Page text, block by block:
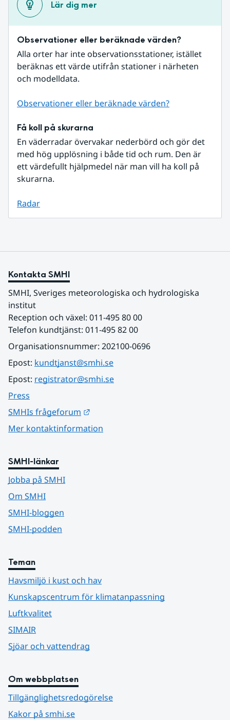
Lär dig mer
Observationer eller beräknade värden?
Alla orter har inte observationsstationer, istället
beräknas ett värde utifrån stationer i närheten
och modelldata.
Observationer eller beräknade värden?
Få koll på skurarna
En väderradar övervakar nederbörd och gör det
med hög upplösning i både tid och rum. Den är
ett värdefullt hjälpmedel när man vill ha koll på
skurarna.
Radar
Kontakta SMHI
SMHI, Sveriges meteorologiska och hydrologiska
institut
Reception och växel: 011-495 80 00
Telefon kundtjänst: 011-495 82 00
Organisationsnummer: 202100-0696
Epost: kundtjanst@smhi.se
Epost: registrator@smhi.se
Press
SMHIs frågeforum
Mer kontaktinformation
SMHI-länkar
Jobba på SMHI
Om SMHI
SMHI-bloggen
SMHI-podden
Teman
Havsmiljö i kust och hav
Kunskapscentrum för klimatanpassning
Luftkvalitet
SIMAIR
Sjöar och vattendrag
Om webbplatsen
Tillgänglighetsredogörelse
Kakor på smhi.se